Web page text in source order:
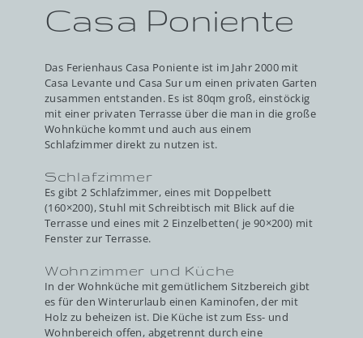
Casa Poniente
Das Ferienhaus Casa Poniente ist im Jahr 2000 mit
Casa Levante und Casa Sur um einen privaten Garten
zusammen entstanden. Es ist 80qm groß, einstöckig
mit einer privaten Terrasse über die man in die große
Wohnküche kommt und auch aus einem
Schlafzimmer direkt zu nutzen ist.
Schlafzimmer
Es gibt 2 Schlafzimmer, eines mit Doppelbett
(160×200), Stuhl mit Schreibtisch mit Blick auf die
Terrasse und eines mit 2 Einzelbetten( je 90×200) mit
Fenster zur Terrasse.
Wohnzimmer und Küche
In der Wohnküche mit gemütlichem Sitzbereich gibt
es für den Winterurlaub einen Kaminofen, der mit
Holz zu beheizen ist. Die Küche ist zum Ess- und
Wohnbereich offen, abgetrennt durch eine